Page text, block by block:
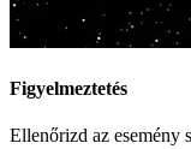
Figyelmeztetés
Ellenőrizd az esemény